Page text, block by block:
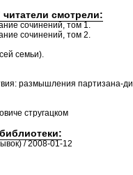
смотрели:
сочинений, том 1.
сочинений, том 2.
семьи).
размышления партизана-
стругацком
/ 2008-01-12